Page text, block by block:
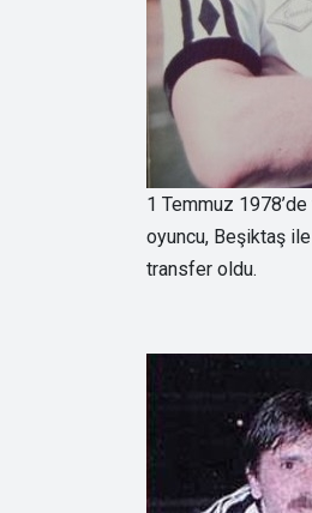
1 Temmuz
oyuncu, Beşiktaş
transfer oldu.